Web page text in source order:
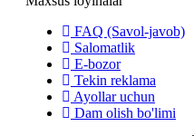
FAQ (Savol-javob)
Salomatlik
E-bozor
Tekin reklama
Ayollar uchun
Dam olish bo'limi